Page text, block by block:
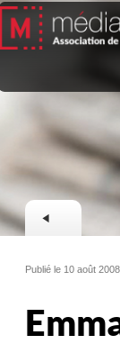
Publié le 10 août